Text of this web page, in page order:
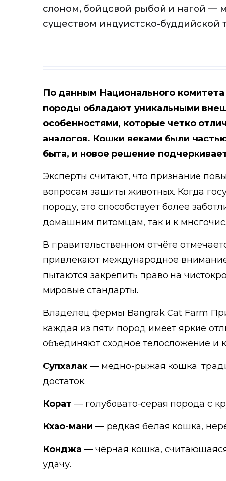
слоном, бойцовой рыбой и нагой —
существом индуистско-буддийской
По данным Национального
породы обладают уникальными
особенностями, которые четко
аналогов. Кошки веками были
быта, и новое решение
Эксперты считают, что признание
вопросам защиты животных. Когда
породу, это способствует более
домашним питомцам, так и к
В правительственном отчёте
привлекают международное
пытаются закрепить право на
мировые стандарты.
Владелец фермы Bangrak Cat Farm
каждая из пяти пород имеет яркие
объединяют сходное телосложение и
Супхалак — медно-рыжая кошка,
достаток.
Корат — голубовато-серая порода с
Кхао-мани — редкая белая кошка,
Конджа — чёрная кошка,
удачу.